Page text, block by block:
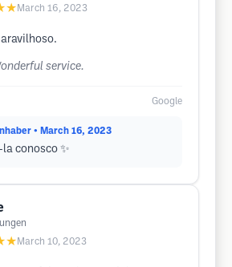
March 16, 2023
service.
Google
• March 16, 2023
conosco ✨
March 10, 2023